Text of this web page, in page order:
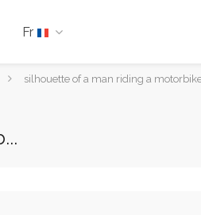
Fr
silhouette of a man riding a